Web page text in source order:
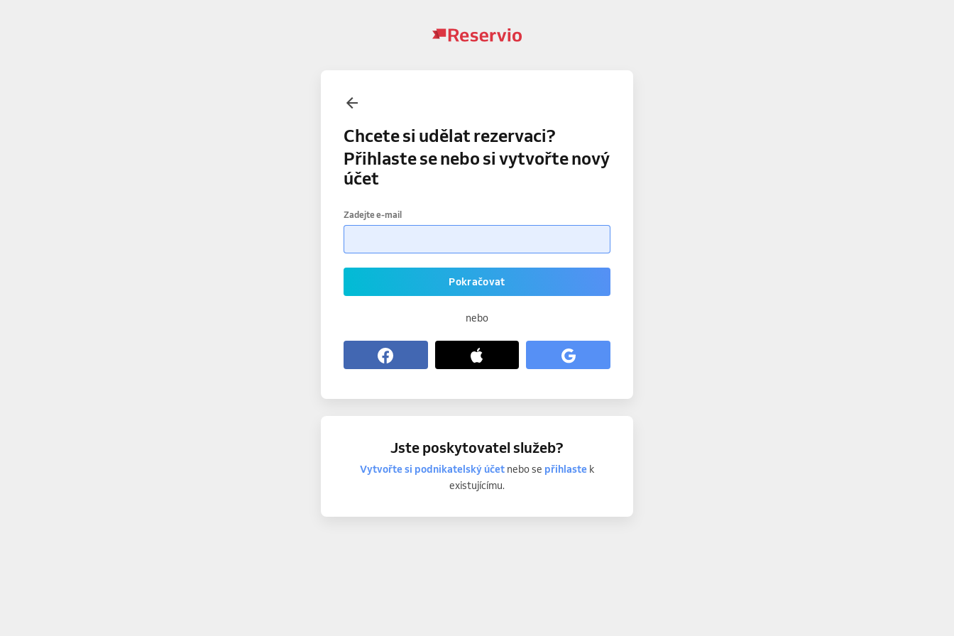
Chcete si udělat rezervaci?
Přihlaste se nebo si vytvořte nový
účet
Zadejte e-mail
Pokračovat
nebo
Jste poskytovatel služeb?
Vytvořte si podnikatelský účetnebo se přihlastek
existujícímu.